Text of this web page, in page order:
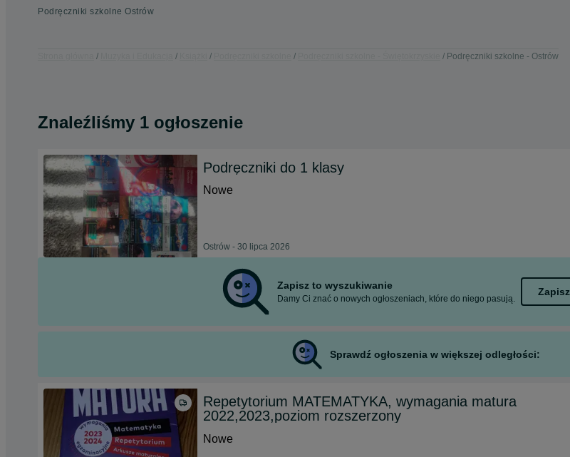
Podręczniki szkolne Ostrów
Podręczniki szkolne - Ostrów
Znaleźliśmy 1 ogłoszenie
Podręczniki do 1 klasy
Nowe
Ostrów - 30 lipca 2026
Zapisz to wyszukiwanie
Damy Ci znać o nowych ogłoszeniach, które do niego pasują.
Zapisz
Sprawdź ogłoszenia w większej odległości:
Repetytorium MATEMATYKA, wymagania matura
2022,2023,poziom rozszerzony
Nowe